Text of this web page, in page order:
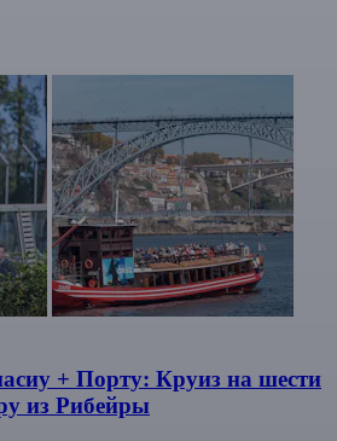
+ Порту: Круиз на шести
из Рибейры